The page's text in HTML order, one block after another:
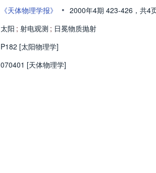
《天体物理学报》 • 2000年4期 423-426， 共4
太阳 ; 射电观测 ; 日冕物质抛射
P182 [太阳物理学]
070401 [天体物理学]